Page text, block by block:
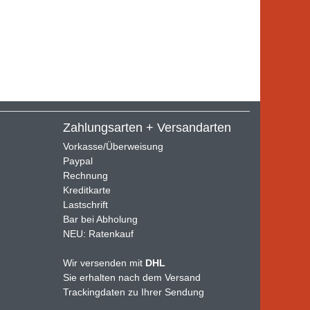
Zahlungsarten + Versandarten
Vorkasse/Überweisung
Paypal
Rechnung
Kreditkarte
Lastschrift
Bar bei Abholung
NEU: Ratenkauf
Wir versenden mit DHL
Sie erhalten nach dem Versand
Trackingdaten zu Ihrer Sendung